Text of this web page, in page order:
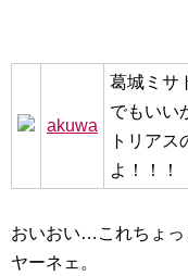
akuwa
葛城ミサ
でもいい
トリアス
よ！！！
おいおい…これちょ
ヤーネェ。